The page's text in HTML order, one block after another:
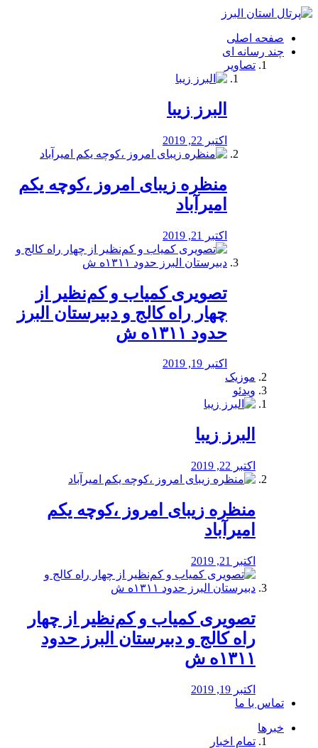
فصد
شرق
تهران
خشکشویی
صفحه اصلی
چند رسانه ای
تصاویر
البرز زیبا
اکتبر 22, 2019
منظره‌‌ زیبای امروز ،کوچه یکم
امیرآباد
اکتبر 21, 2019
️تصویری کمیاب و کم‌نظیر از
چهار راه كالج و دبيرستان البرز
حدود ۱۳۱۱ه ش
اکتبر 19, 2019
موزیک
ویدئو
البرز زیبا
اکتبر 22, 2019
منظره‌‌ زیبای امروز ،کوچه یکم
امیرآباد
اکتبر 21, 2019
️تصویری کمیاب و کم‌نظیر از چهار
راه كالج و دبيرستان البرز حدود
۱۳۱۱ه ش
اکتبر 19, 2019
تماس با ما
خبرها
تمام اخبار